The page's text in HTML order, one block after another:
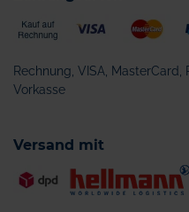
Rechnung, VISA, MasterCard,
Vorkasse
Versand mit